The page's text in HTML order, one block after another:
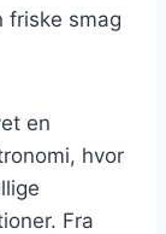
friske smag
en
hvor
Fra